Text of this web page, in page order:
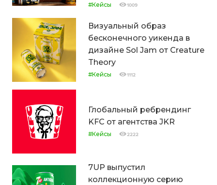
#Кейсы 1009
Визуальный образ
бесконечного уикенда в
дизайне Sol Jam от Creature
Theory
#Кейсы 1112
Глобальный ребрендинг
KFC от агентства JKR
#Кейсы 2222
7UP выпустил
коллекционную серию